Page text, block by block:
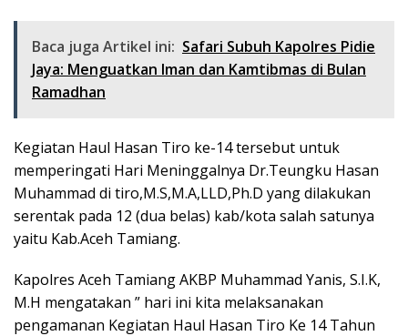
Baca juga Artikel ini: Safari Subuh Kapolres Pidie
Jaya: Menguatkan Iman dan Kamtibmas di Bulan
Ramadhan
Kegiatan Haul Hasan Tiro ke-14 tersebut untuk
memperingati Hari Meninggalnya Dr.Teungku Hasan
Muhammad di tiro,M.S,M.A,LLD,Ph.D yang dilakukan
serentak pada 12 (dua belas) kab/kota salah satunya
yaitu Kab.Aceh Tamiang.
Kapolres Aceh Tamiang AKBP Muhammad Yanis, S.I.K,
M.H mengatakan ” hari ini kita melaksanakan
pengamanan Kegiatan Haul Hasan Tiro Ke 14 Tahun